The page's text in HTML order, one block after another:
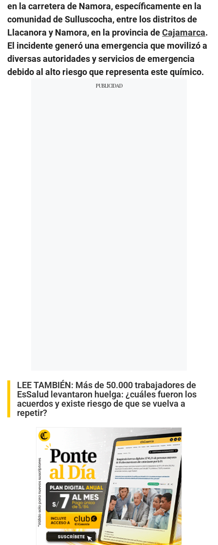
en la carretera de Namora, específicamente en la
comunidad de Sulluscocha, entre los distritos de
Llacanora y Namora, en la provincia deCajamarca.
El incidente generó una emergencia que movilizó a
diversas autoridades y servicios de emergencia
debido al alto riesgo que representa este químico.
LEE TAMBIÉN: Más de 50.000 trabajadores de
EsSalud levantaron huelga: ¿cuáles fueron los
acuerdos y existe riesgo de que se vuelva a
repetir?